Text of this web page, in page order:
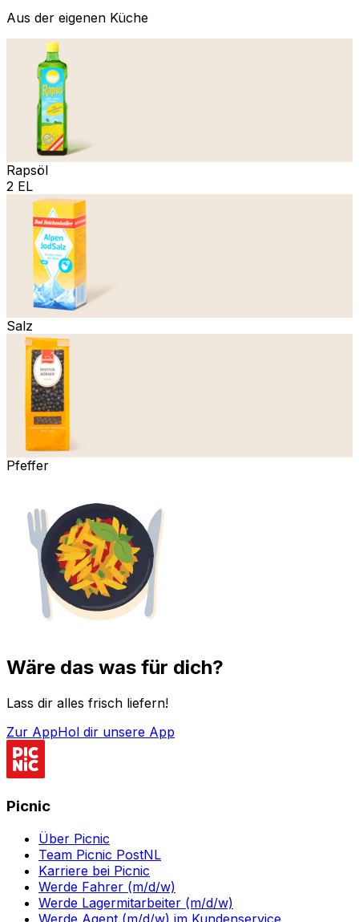
Aus der eigenen Küche
Rapsöl
2 EL
Salz
Pfeffer
Wäre das was für dich?
Lass dir alles frisch liefern!
Zur AppHol dir unsere App
Picnic
Über Picnic
Team Picnic PostNL
Karriere bei Picnic
Werde Fahrer (m/d/w)
Werde Lagermitarbeiter (m/d/w)
Werde Agent (m/d/w) im Kundenservice